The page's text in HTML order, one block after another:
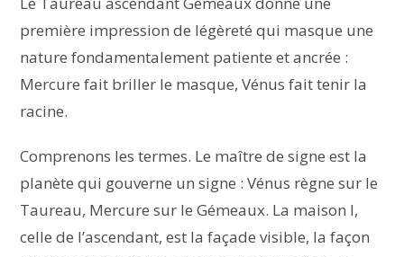
première impression de légèreté qui masque une
nature fondamentalement patiente et ancrée :
Mercure fait briller le masque, Vénus fait tenir la
racine.
Comprenons les termes. Le maître de signe est la
planète qui gouverne un signe : Vénus règne sur le
Taureau, Mercure sur le Gémeaux. La maison I,
celle de l’ascendant, est la façade visible, la façon